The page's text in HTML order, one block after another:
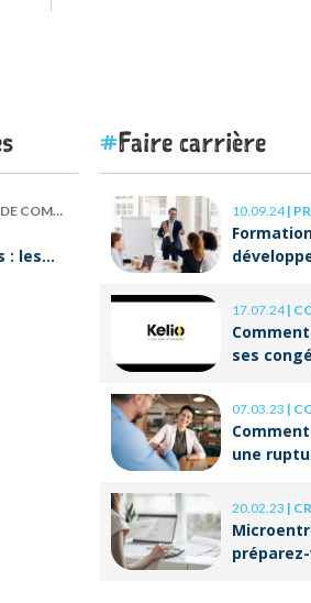
: les
Faire carrière
10.09.24|
clés de
long
17.07.24|
ses
07.03.23 |
une
20.02.23 |